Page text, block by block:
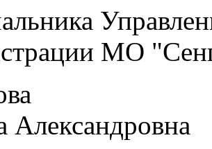
МО
Александровна